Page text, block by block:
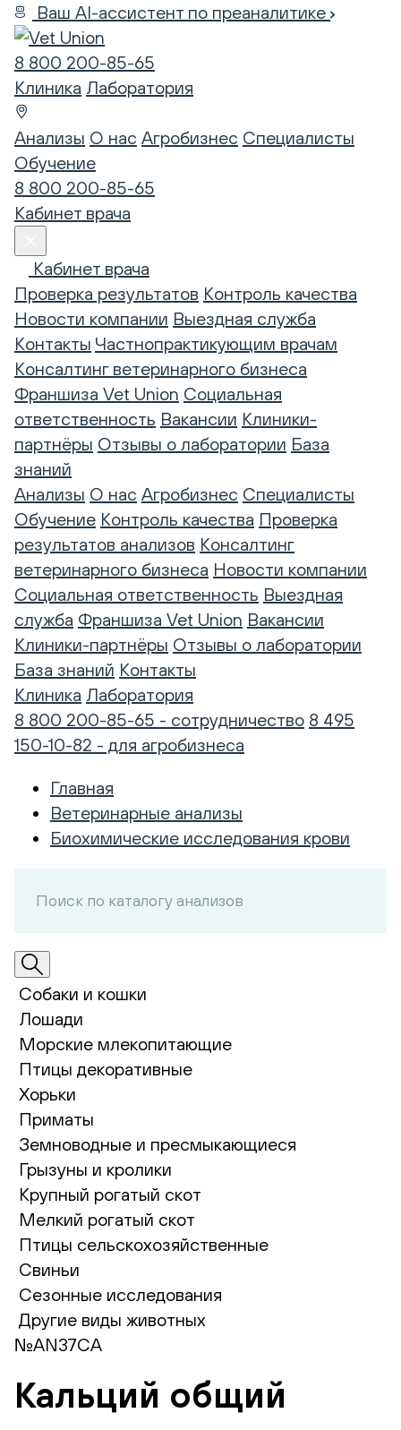
Ваш AI-ассистент по преаналитике
8 800 200-85-65
Клиника Лаборатория
Анализы О нас Агробизнес Специалисты
Обучение
8 800 200-85-65
Кабинет врача
Кабинет врача
Проверка результатов Контроль качества
Новости компании Выездная служба
Контакты Частнопрактикующим врачам
Консалтинг ветеринарного бизнеса
Франшиза Vet Union Социальная
ответственность Вакансии Клиники-
партнёры Отзывы о лаборатории База
знаний
Анализы О нас Агробизнес Специалисты
Обучение Контроль качества Проверка
результатов анализов Консалтинг
ветеринарного бизнеса Новости компании
Социальная ответственность Выездная
служба Франшиза Vet Union Вакансии
Клиники-партнёры Отзывы о лаборатории
База знаний Контакты
Клиника Лаборатория
8 800 200-85-65 - сотрудничество 8 495
150-10-82 - для агробизнеса
Главная
Ветеринарные анализы
Биохимические исследования крови
Собаки и кошки
Лошади
Морские млекопитающие
Птицы декоративные
Хорьки
Приматы
Земноводные и пресмыкающиеся
Грызуны и кролики
Крупный рогатый скот
Мелкий рогатый скот
Птицы сельскохозяйственные
Свиньи
Сезонные исследования
Другие виды животных
№AN37CA
Кальций общий